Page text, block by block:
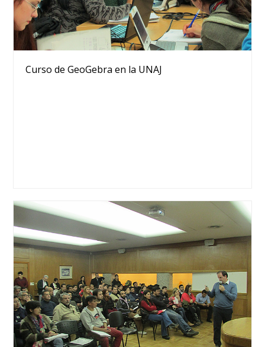
Curso de GeoGebra en la UNAJ